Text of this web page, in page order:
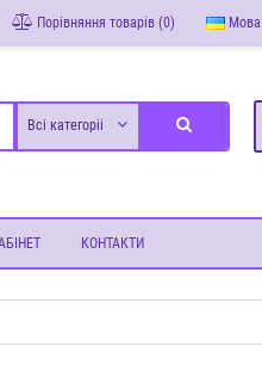
Мова
Порівняння товарів (0)
Всі категоріі
КОНТАКТИ